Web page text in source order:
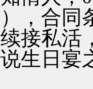
，合同
接私活
生日